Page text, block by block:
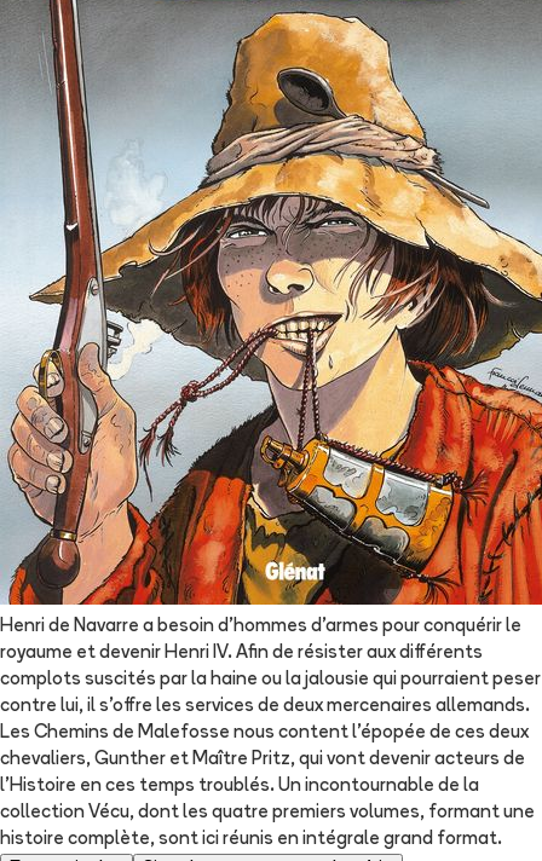
Henri de Navarre a besoin d'hommes d'armes pour conquérir le
royaume et devenir Henri IV. Afin de résister aux différents
complots suscités par la haine ou la jalousie qui pourraient peser
contre lui, il s'offre les services de deux mercenaires allemands.
Les Chemins de Malefosse nous content l'épopée de ces deux
chevaliers, Gunther et Maître Pritz, qui vont devenir acteurs de
l'Histoire en ces temps troublés. Un incontournable de la
collection Vécu, dont les quatre premiers volumes, formant une
histoire complète, sont ici réunis en intégrale grand format.